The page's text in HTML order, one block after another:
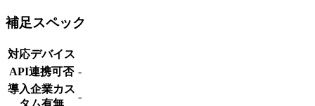
補足スペック
対応デバイス
API連携可否 -
導入企業カス
-